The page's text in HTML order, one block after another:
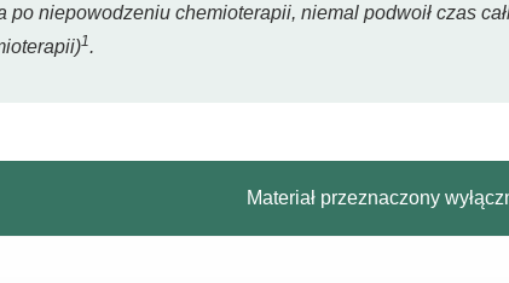
po niepowodzeniu chemioterapii, niemal podwoił czas
1.
Materiał przeznaczony